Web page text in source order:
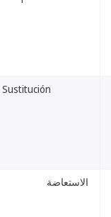
Sustitución
الاستعاضة